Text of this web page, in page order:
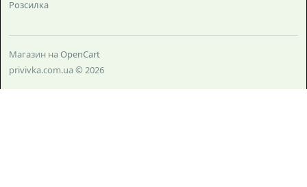
Розсилка
Магазин на OpenCart
privivka.com.ua © 2026